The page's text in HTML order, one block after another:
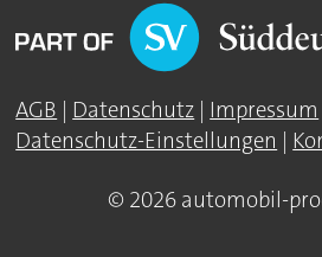
AGB | Datenschutz | Impressum
Datenschutz-Einstellungen |
© 2026 automobil-